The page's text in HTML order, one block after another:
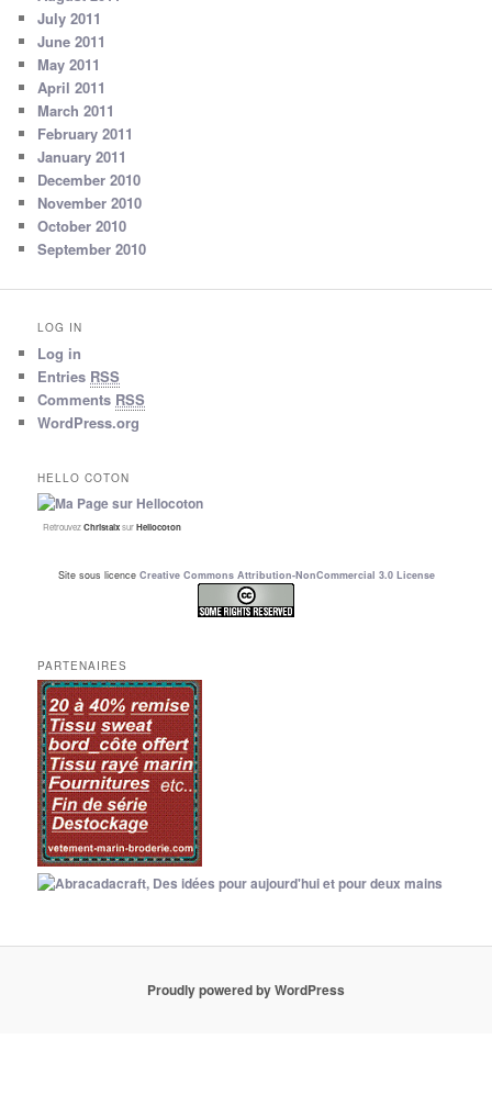
July 2011
June 2011
May 2011
April 2011
March 2011
February 2011
January 2011
December 2010
November 2010
October 2010
September 2010
LOG IN
Log in
Entries RSS
Comments RSS
WordPress.org
HELLO COTON
RetrouvezChristalxsurHellocoton
Site sous licence Creative Commons Attribution-NonCommercial 3.0 License
PARTENAIRES
Proudly powered by WordPress